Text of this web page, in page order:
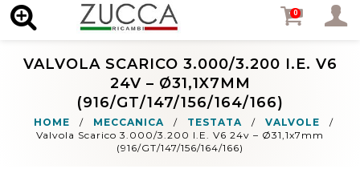
VALVOLA SCARICO 3.000/3.200 I.E. V6
24V – Ø31,1X7MM
(916/GT/147/156/164/166)
HOME / MECCANICA / TESTATA / VALVOLE
/
Valvola Scarico 3.000/3.200 I.E. V6 24v – Ø31,1x7mm
(916/GT/147/156/164/166)
0